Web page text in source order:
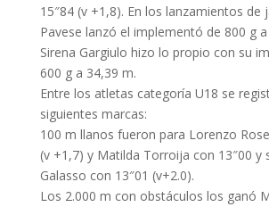
15″84 (v +1,8). En los lanzamientos de
Pavese lanzó el implementó de 800 g
Sirena Gargiulo hizo lo propio con su
600 g a 34,39 m.
Entre los atletas categoría U18 se
siguientes marcas:
100 m llanos fueron para Lorenzo
(v +1,7) y Matilda Torroija con 13″00 y
Galasso con 13″01 (v+2.0).
Los 2.000 m con obstáculos los ganó